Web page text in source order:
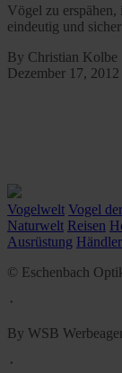
Vögel zu
eindeutig und sicher
By Christian Kolbe
Dezember 17, 2012
Vogelwelt Vogel
Naturwelt Reisen
Ausrüstung
© Eschenbach
᛫
By WSB
᛫